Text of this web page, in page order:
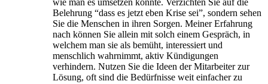
Belehrung “dass es jetzt eben Krise sei”, sondern sehen
Sie die Menschen in ihren Sorgen. Meiner Erfahrung
nach können Sie allein mit solch einem Gespräch, in
welchem man sie als bemüht, interessiert und
menschlich wahrnimmt, aktiv Kündigungen
verhindern. Nutzen Sie die Ideen der Mitarbeiter zur
Lösung, oft sind die Bedürfnisse weit einfacher zu